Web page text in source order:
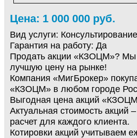
Цена: 1 000 000 руб.
Вид услуги: Консультирование
Гарантия на работу: Да
Продать акции «КЗОЦМ»? Мы
лучшую цену на рынке!
Компания «МигБрокер»
«КЗОЦМ» в любом городе
Выгодная цена акций
Актуальная стоимость акций
расчет для каждого клиента.
Котировки акций учитываем